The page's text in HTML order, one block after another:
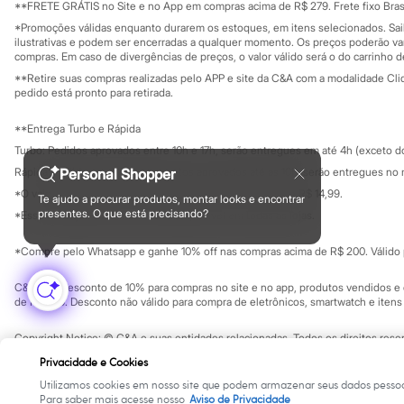
Minecraft
Naruto
Patrulha Canina
Sonic
Stitch
Beleza
Perfumes árabes
Novidades
Condicionador
Escovas e Pentes
Finalizadores
Shampoo
Tratamento
Cuidados com o corpo
Hidratante
Protetor solar
Tratamento
Esfoliante
Hidratante
Protetor solar
Tônicos
Personal Shopper
Te ajudo a procurar produtos, montar looks e encontrar
presentes. O que está precisando?
Privacidade
Configuração de cookies
Minha privacidade
Educação
Formas de pagamento
**FRETE GRÁTIS no Site e no App em compras acima de R$ 279. Frete fixo
*Promoções válidas enquanto durarem os estoques, em itens selecionados.
ilustrativas e podem ser encerradas a qualquer momento. Os preços poderão
compras. Em caso de divergências de preços, o valor válido será o do carrinho
**Retire suas compras realizadas pelo APP e site da C&A com a modalidade
pedido está pronto para retirada.
**Entrega Turbo e Rápida
Turbo: Pedidos aprovados entre 10h e 17h, serão entregues em até 4h (exceto
Rápida: Pedidos com os pagamentos aprovados até as 10h, serão entregues
*O valor do frete para o turbo é R$ 24,99 e para a rápida é R$ 14,99.
*Essa condição ainda não estará disponível em todas as lojas.
*Compre pelo Whatsapp e ganhe 10% off nas compras acima de R$ 200.
C&A Pay: desconto de 10% para compras no site e no app, produtos vendidos
de R$ 400. Desconto não válido para compra de eletrônicos, smartwatch e
Copyright Notice: © C&A e suas entidades relacionadas. Todos os direitos
Privacidade e Cookies
Utilizamos cookies em nosso site que podem armazenar seus dados
Para saber mais acesse nosso Aviso de Privacidade